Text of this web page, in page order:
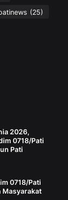
(25)
2026,
0718/Pati
Pati
0718/Pati
Masyarakat